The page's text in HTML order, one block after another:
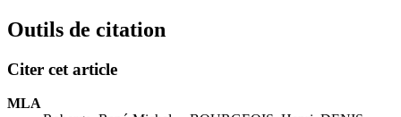
Outils de citation
Citer cet article
MLA